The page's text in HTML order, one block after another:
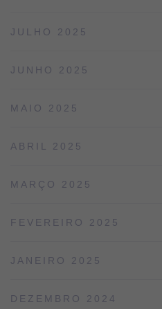
JULHO 2025
JUNHO 2025
MAIO 2025
ABRIL 2025
MARÇO 2025
FEVEREIRO 2025
JANEIRO 2025
DEZEMBRO 2024